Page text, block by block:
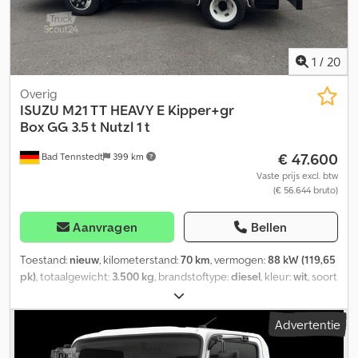
1 / 20
Bad Tennstedt 399 km
Overig
ISUZU M21 TT HEAVY E Kipper+gr
Box GG 3.5 t Nutzl 1 t
€ 47.600
Vaste prijs excl. btw
(€ 56.644 bruto)
Aanvragen Bellen
Toestand: nieuw, kilometerstand:70 km, vermogen:88 kW (119,65
pk), totaalgewicht: 3.500 kg, brandstoftype:diesel, kleur:wit, soort
, aantal zitplaatsen:
airconditioning, centrale vergrendeling, elektronisch
stabiliteitsprogramma (ESP), roetfilter, Het ISUZU-
bedrijfsvoertuigcentrum in Duitsland biedt u expertise, service en
Advertentie